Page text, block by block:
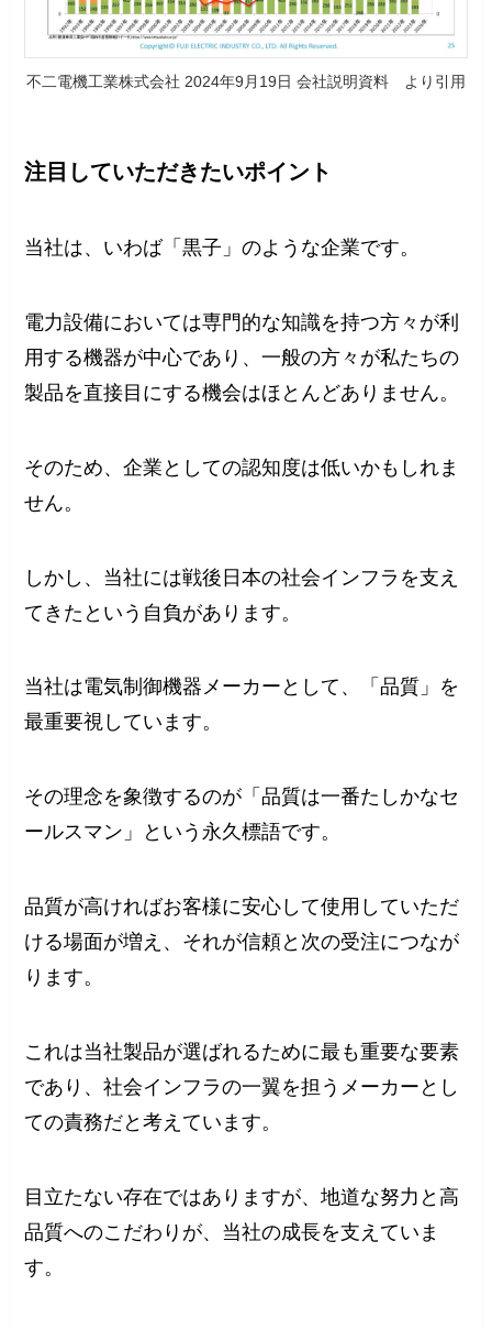
不二電機工業株式会社 2024年9月19日 会社説明資料 より引用
注目していただきたいポイント
当社は、いわば「黒子」のような企業です。
電力設備においては専門的な知識を持つ方々が利
用する機器が中心であり、一般の方々が私たちの
製品を直接目にする機会はほとんどありません。
そのため、企業としての認知度は低いかもしれま
せん。
しかし、当社には戦後日本の社会インフラを支え
てきたという自負があります。
当社は電気制御機器メーカーとして、「品質」を
最重要視しています。
その理念を象徴するのが「品質は一番たしかなセ
ールスマン」という永久標語です。
品質が高ければお客様に安心して使用していただ
ける場面が増え、それが信頼と次の受注につなが
ります。
これは当社製品が選ばれるために最も重要な要素
であり、社会インフラの一翼を担うメーカーとし
ての責務だと考えています。
目立たない存在ではありますが、地道な努力と高
品質へのこだわりが、当社の成長を支えていま
す。